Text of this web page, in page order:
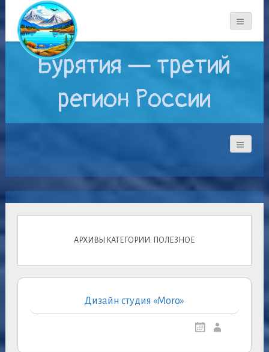
Бурятия — третий
регион России
АРХИВЫ КАТЕГОРИИ: ПОЛЕЗНОЕ
Дизайн студия «Moro»